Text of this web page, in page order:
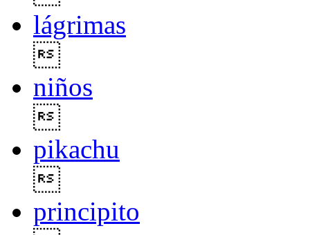
lágrimas
niños
pikachu
principito